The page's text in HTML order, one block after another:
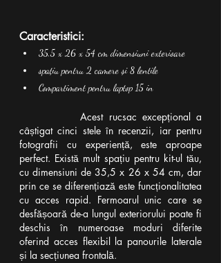
Caracteristici:
35,5 x 26 x 54 cm dimensiuni exterioare
spațiu pentru 2 camere și 8 lentile
Compartiment pentru laptop 15 in
Acest rucsac excepțional a
câștigat cinci stele în recenzii, iar pentru
fotografii cu experiență, este aproape
perfect. Există mult spațiu pentru kit-ul tău,
cu dimensiuni de 35,5 x 26 x 54 cm, dar
prin ce se diferențiază este funcționalitatea
cu acces rapid. Fermoarul unic care se
desfășoară de-a lungul exteriorului poate fi
deschis în numeroase moduri diferite
oferind acces flexibil la panourile laterale
și la secțiunea frontală.